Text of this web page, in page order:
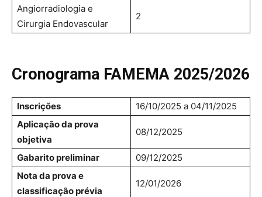
Angiorradiologia e
Cirurgia Endovascular
2
Cronograma FAMEMA 2025/2026
Inscrições
16/10/2025 a 04/11/2025
Aplicação da prova
objetiva
08/12/2025
Gabarito preliminar
09/12/2025
Nota da prova e
classificação prévia
12/01/2026